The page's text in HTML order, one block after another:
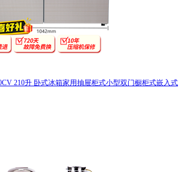
210升 卧式冰箱家用抽屉柜式小型双门橱柜式嵌入式